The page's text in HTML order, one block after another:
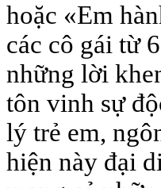
hoặc «Em
các cô gái từ
những lời
tôn vinh sự
lý trẻ em,
hiện này đại